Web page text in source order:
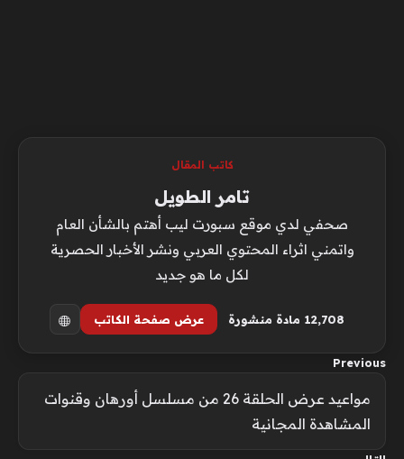
كاتب المقال
تامر الطويل
صحفي لدي موقع سبورت ليب أهتم بالشأن العام
واتمني اثراء المحتوي العربي ونشر الأخبار الحصرية
لكل ما هو جديد
12٬708 مادة منشورة عرض صفحة الكاتب
Previous
مواعيد عرض الحلقة 26 من مسلسل أورهان وقنوات
المشاهدة المجانية